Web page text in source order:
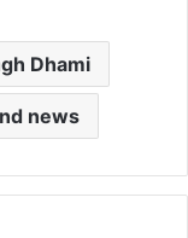
Dhami
news